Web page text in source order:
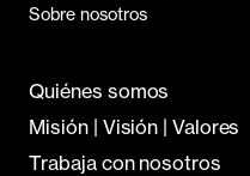
Sobre nosotros
Quiénes somos
Misión | Visión | Valores
Trabaja con nosotros